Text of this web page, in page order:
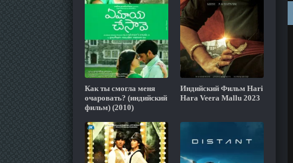
Как ты смогла меня
очаровать? (индийский
фильм) (2010)
Индийский Фильм Hari
Hara Veera Mallu 2023